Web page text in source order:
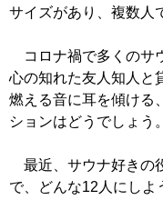
サイズがあり、複数人
コロナ禍で多くのサ
心の知れた友人知人と
燃える音に耳を傾ける
ションはどうでしょう。
最近、サウナ好きの
で、どんな12人にしよ